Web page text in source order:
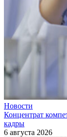
Новости
Концентрат
кадры
6 августа 2026